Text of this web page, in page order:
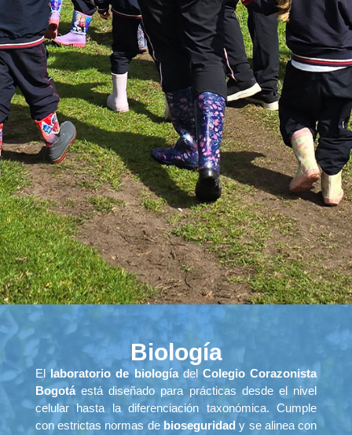
Biología
Ellaboratorio de biologíadel Colegio Corazonista
Bogotáestá diseñado para prácticas desde el nivel
celular hasta la diferenciación taxonómica. Cumple
con estrictas normas de bioseguridad y se alinea con